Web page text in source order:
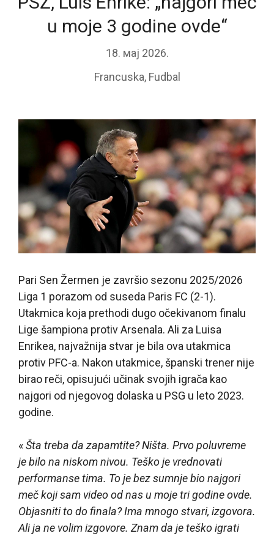
u moje 3 godine ovde“
18. мај 2026.
Francuska, Fudbal
Pari Sen Žermen je završio sezonu 2025/2026
Liga 1 porazom od suseda Paris FC (2-1).
Utakmica koja prethodi dugo očekivanom finalu
Lige šampiona protiv Arsenala. Ali za Luisa
Enrikea, najvažnija stvar je bila ova utakmica
protiv PFC-a. Nakon utakmice, španski trener nije
birao reči, opisujući učinak svojih igrača kao
najgori od njegovog dolaska u PSG u leto 2023.
godine.
«Šta treba da zapamtite? Ništa. Prvo poluvreme
je bilo na niskom nivou. Teško je vrednovati
performanse tima. To je bez sumnje bio najgori
meč koji sam video od nas u moje tri godine ovde.
Objasniti to do finala? Ima mnogo stvari, izgovora.
Ali ja ne volim izgovore. Znam da je teško igrati